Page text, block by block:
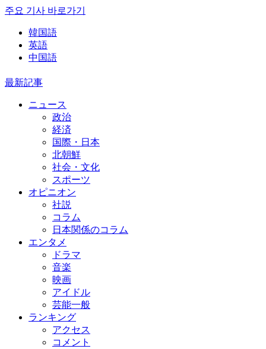
주요 기사 바로가기
韓国語
英語
中国語
最新記事
ニュース
政治
経済
国際・日本
北朝鮮
社会・文化
スポーツ
オピニオン
社説
コラム
日本関係のコラム
エンタメ
ドラマ
音楽
映画
アイドル
芸能一般
ランキング
アクセス
コメント